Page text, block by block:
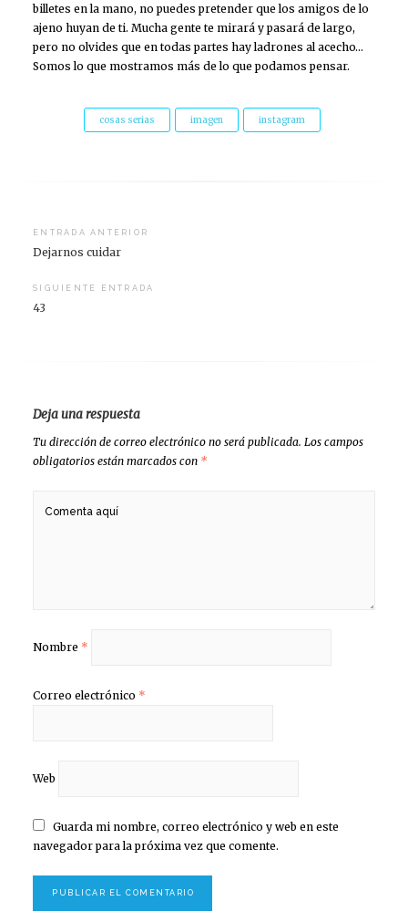
billetes en la mano, no puedes pretender que los amigos de lo
ajeno huyan de ti. Mucha gente te mirará y pasará de largo,
pero no olvides que en todas partes hay ladrones al acecho…
Somos lo que mostramos más de lo que podamos pensar.
cosas serias imagen instagram
Navegación
de
entradas
ENTRADA ANTERIOR
Dejarnos cuidar
SIGUIENTE ENTRADA
43
Deja una respuesta
Tu dirección de correo electrónico no será publicada. Los campos
obligatorios están marcados con *
Nombre *
Correo electrónico *
Web
Guarda mi nombre, correo electrónico y web en este
navegador para la próxima vez que comente.